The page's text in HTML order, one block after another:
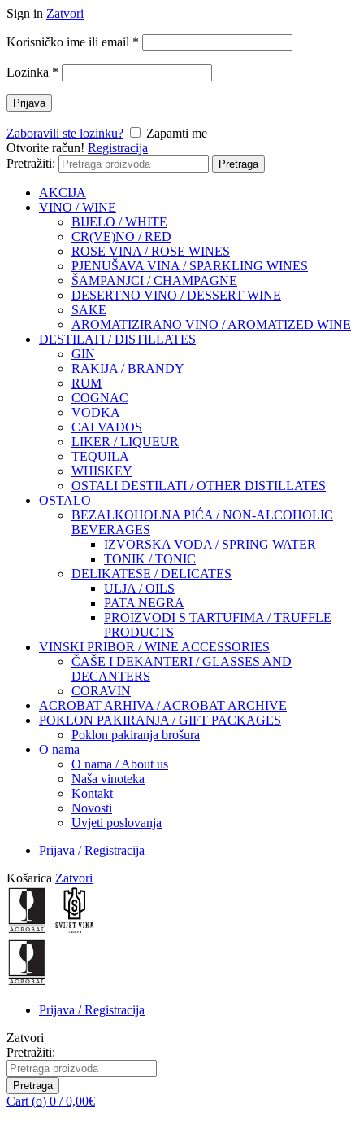
Sign in Zatvori
Korisničko ime ili email *
Lozinka *
Prijava
Zaboravili ste lozinku?
Zapamti me
Otvorite račun! Registracija
Pretražiti:
Pretraga
AKCIJA
VINO / WINE
BIJELO / WHITE
CR(VE)NO / RED
ROSE VINA / ROSE WINES
PJENUŠAVA VINA / SPARKLING WINES
ŠAMPANJCI / CHAMPAGNE
DESERTNO VINO / DESSERT WINE
SAKE
AROMATIZIRANO VINO / AROMATIZED WINE
DESTILATI / DISTILLATES
GIN
RAKIJA / BRANDY
RUM
COGNAC
VODKA
CALVADOS
LIKER / LIQUEUR
TEQUILA
WHISKEY
OSTALI DESTILATI / OTHER DISTILLATES
OSTALO
BEZALKOHOLNA PIĆA / NON-ALCOHOLIC
BEVERAGES
IZVORSKA VODA / SPRING WATER
TONIK / TONIC
DELIKATESE / DELICATES
ULJA / OILS
PATA NEGRA
PROIZVODI S TARTUFIMA / TRUFFLE
PRODUCTS
VINSKI PRIBOR / WINE ACCESSORIES
ČAŠE I DEKANTERI / GLASSES AND
DECANTERS
CORAVIN
ACROBAT ARHIVA / ACROBAT ARCHIVE
POKLON PAKIRANJA / GIFT PACKAGES
Poklon pakiranja brošura
O nama
O nama / About us
Naša vinoteka
Kontakt
Novosti
Uvjeti poslovanja
Prijava / Registracija
Košarica Zatvori
Prijava / Registracija
Zatvori
Pretražiti:
Pretraga
Cart (o) 0 / 0,00€